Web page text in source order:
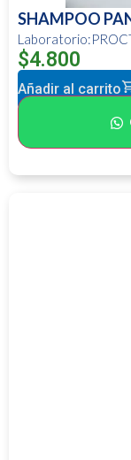
SHAMPOO
$4.800
Añadir al carrito